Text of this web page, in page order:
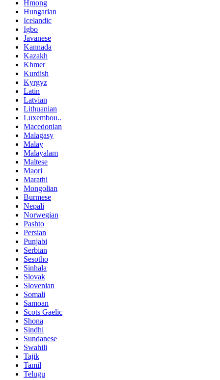
Hmong
Hungarian
Icelandic
Igbo
Javanese
Kannada
Kazakh
Khmer
Kurdish
Kyrgyz
Latin
Latvian
Lithuanian
Luxembou..
Macedonian
Malagasy
Malay
Malayalam
Maltese
Maori
Marathi
Mongolian
Burmese
Nepali
Norwegian
Pashto
Persian
Punjabi
Serbian
Sesotho
Sinhala
Slovak
Slovenian
Somali
Samoan
Scots Gaelic
Shona
Sindhi
Sundanese
Swahili
Tajik
Tamil
Telugu